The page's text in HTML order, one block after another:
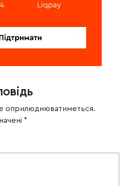
оприлюднюватиметься.
*